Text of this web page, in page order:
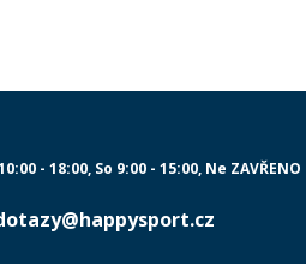
- 18:00 So 9:00 - 15:00 Ne ZAVŘENO